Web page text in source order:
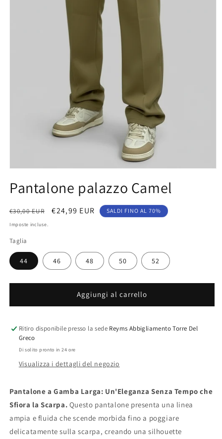
multimediali
1
finestra
modale
Pantalone palazzo Camel
Prezzo
di
€30,00 EUR
Prezzo
€24,99 EUR SALDI FINO AL 70%
Imposte incluse.
Taglia
44 46 48 50 52
Aggiungi al carrello
Ritiro disponibile presso la sede Reyms Abbigliamento Torre Del
Greco
Di solito pronto in 24 ore
Visualizza i dettagli del negozio
Pantalone a Gamba Larga: Un'Eleganza Senza Tempo che
Sfiora la Scarpa. Questo pantalone presenta una linea
ampia e fluida che scende morbida fino a poggiare
delicatamente sulla scarpa, creando una silhouette